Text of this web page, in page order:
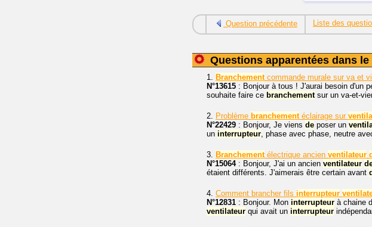
Question précédente Liste des
Questions apparentées dans
1. Branchementcommande murale sur va et
N°13615 : Bonjour à tous ! J'aurai besoin d'un
souhaite faire ce branchementsur un va-et-
2. Problème branchementéclairage sur
N°22429 : Bonjour, Je viens de poser un
un interrupteur, phase avec phase, neutre
3. Branchementélectrique ancien ventilateur
N°15064: Bonjour, J'ai un ancien ventilateur
étaient différents. J'aimerais être certain avant
4. Comment brancher fils interrupteur
N°12831 : Bonjour. Mon interrupteur à chaine
ventilateur qui avait un interrupteur